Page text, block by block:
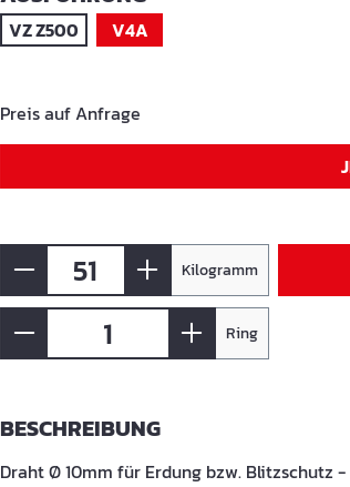
VZ Z500 V4A
Preis auf Anfrage
Kilogramm
Ring
BESCHREIBUNG
Draht Ø 10mm für Erdung bzw. Blitzschutz